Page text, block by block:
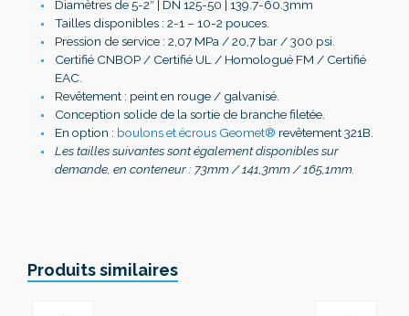
Diamètres de 5-2″ | DN 125-50 | 139.7-60.3mm
Tailles disponibles : 2-1 – 10-2 pouces.
Pression de service : 2,07 MPa / 20,7 bar / 300 psi.
Certifié CNBOP / Certifié UL / Homologué FM / Certifié
EAC.
Revêtement : peint en rouge / galvanisé.
Conception solide de la sortie de branche filetée.
En option : boulons et écrous Geomet® revêtement 321B.
Les tailles suivantes sont également disponibles sur
demande, en conteneur : 73mm / 141,3mm / 165,1mm.
Produits similaires